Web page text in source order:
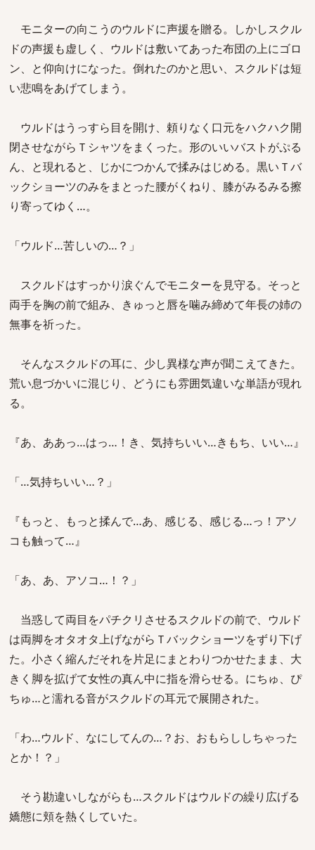
モニターの向こうのウルドに声援を贈る。しかしスクル
ドの声援も虚しく、ウルドは敷いてあった布団の上にゴロ
ン、と仰向けになった。倒れたのかと思い、スクルドは短
い悲鳴をあげてしまう。
ウルドはうっすら目を開け、頼りなく口元をハクハク開
閉させながらＴシャツをまくった。形のいいバストがぷる
ん、と現れると、じかにつかんで揉みはじめる。黒いＴバ
ックショーツのみをまとった腰がくねり、膝がみるみる擦
り寄ってゆく…。
「ウルド…苦しいの…？」
スクルドはすっかり涙ぐんでモニターを見守る。そっと
両手を胸の前で組み、きゅっと唇を噛み締めて年長の姉の
無事を祈った。
そんなスクルドの耳に、少し異様な声が聞こえてきた。
荒い息づかいに混じり、どうにも雰囲気違いな単語が現れ
る。
『あ、ああっ…はっ…！き、気持ちいい…きもち、いい…』
「…気持ちいい…？」
『もっと、もっと揉んで…あ、感じる、感じる…っ！アソ
コも触って…』
「あ、あ、アソコ…！？」
当惑して両目をパチクリさせるスクルドの前で、ウルド
は両脚をオタオタ上げながらＴバックショーツをずり下げ
た。小さく縮んだそれを片足にまとわりつかせたまま、大
きく脚を拡げて女性の真ん中に指を滑らせる。にちゅ、ぴ
ちゅ…と濡れる音がスクルドの耳元で展開された。
「わ…ウルド、なにしてんの…？お、おもらししちゃった
とか！？」
そう勘違いしながらも…スクルドはウルドの繰り広げる
嬌態に頬を熱くしていた。